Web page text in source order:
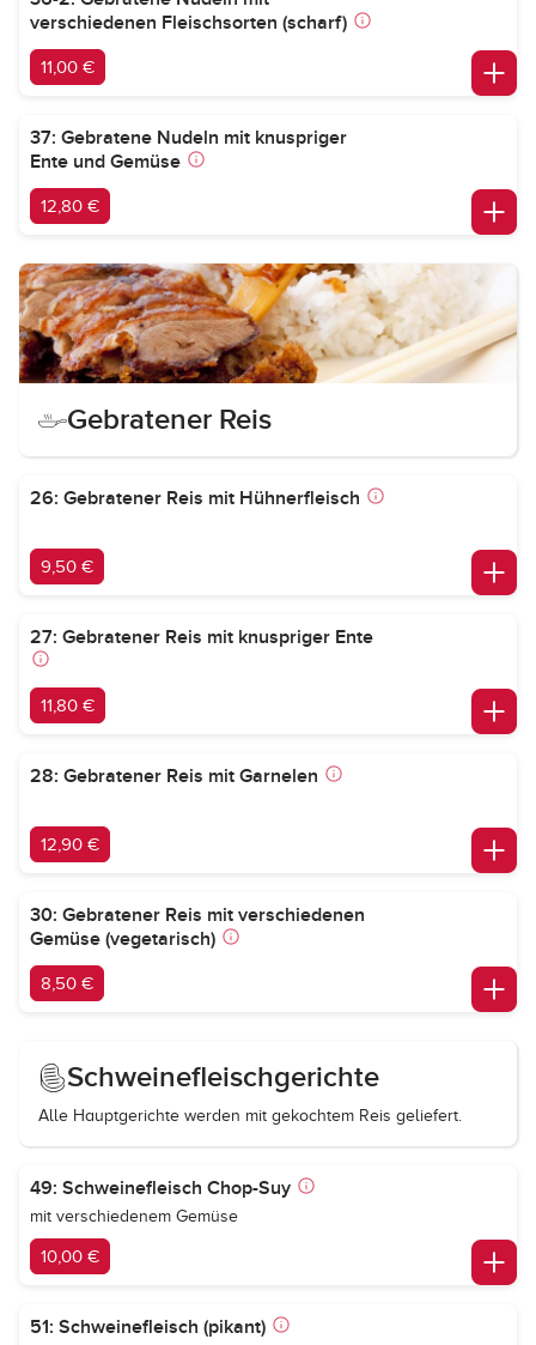
verschiedenen Fleischsorten (scharf)
11,00 €
37: Gebratene Nudeln mit knuspriger
Ente und Gemüse
12,80 €
Gebratener Reis
26: Gebratener Reis mit Hühnerfleisch
9,50 €
27: Gebratener Reis mit knuspriger Ente
11,80 €
28: Gebratener Reis mit Garnelen
12,90 €
30: Gebratener Reis mit verschiedenen
Gemüse (vegetarisch)
8,50 €
Schweinefleischgerichte
Alle Hauptgerichte werden mit gekochtem Reis geliefert.
49: Schweinefleisch Chop-Suy
mit verschiedenem Gemüse
10,00 €
51: Schweinefleisch (pikant)